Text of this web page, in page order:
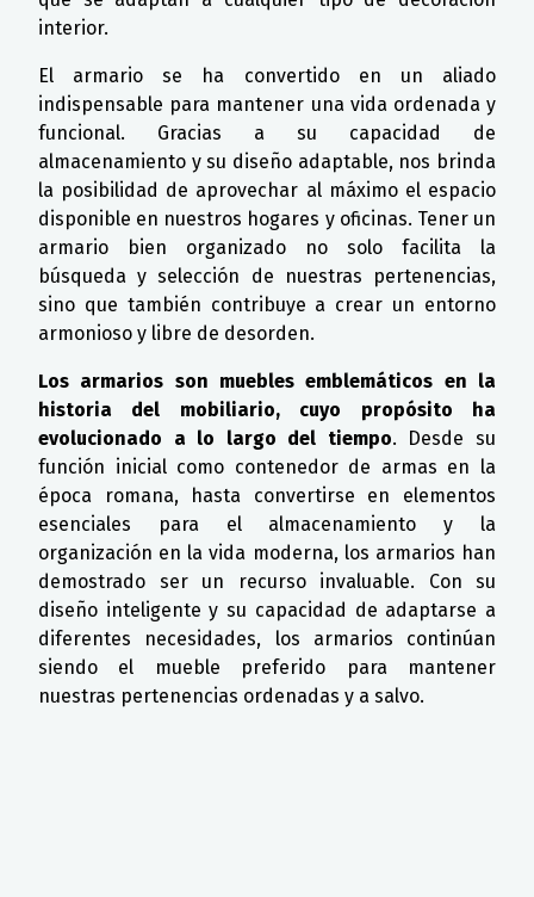
interior.
El armario se ha convertido en un aliado
indispensable para mantener una vida ordenada y
funcional. Gracias a su capacidad de
almacenamiento y su diseño adaptable, nos brinda
la posibilidad de aprovechar al máximo el espacio
disponible en nuestros hogares y oficinas. Tener un
armario bien organizado no solo facilita la
búsqueda y selección de nuestras pertenencias,
sino que también contribuye a crear un entorno
armonioso y libre de desorden.
Los armarios son muebles emblemáticos en la
historia del mobiliario, cuyo propósito ha
evolucionado a lo largo del tiempo. Desde su
función inicial como contenedor de armas en la
época romana, hasta convertirse en elementos
esenciales para el almacenamiento y la
organización en la vida moderna, los armarios han
demostrado ser un recurso invaluable. Con su
diseño inteligente y su capacidad de adaptarse a
diferentes necesidades, los armarios continúan
siendo el mueble preferido para mantener
nuestras pertenencias ordenadas y a salvo.